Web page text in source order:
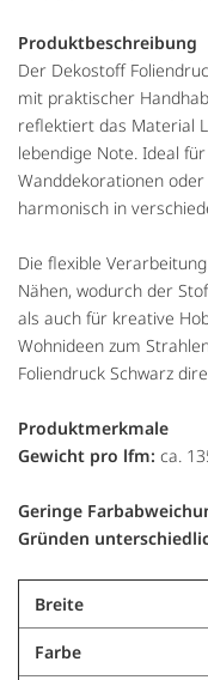
Produktbeschreibung
Der Dekostoff
mit praktischer
reflektiert das Material
lebendige Note. Ideal
Wanddekorationen
harmonisch in
Die flexible
Nähen, wodurch der
als auch für kreative
Wohnideen zum
Foliendruck Schwarz
Produktmerkmale
Gewicht pro lfm: ca.
Geringe
Gründen
Breite
Farbe